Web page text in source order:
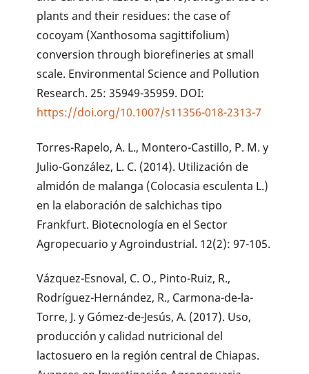
plants and their residues: the case of
cocoyam (Xanthosoma sagittifolium)
conversion through biorefineries at small
scale. Environmental Science and Pollution
Research. 25: 35949-35959. DOI:
https://doi.org/10.1007/s11356-018-2313-7
Torres-Rapelo, A. L., Montero-Castillo, P. M. y
Julio-González, L. C. (2014). Utilización de
almidón de malanga (Colocasia esculenta L.)
en la elaboración de salchichas tipo
Frankfurt. Biotecnología en el Sector
Agropecuario y Agroindustrial. 12(2): 97-105.
Vázquez-Esnoval, C. O., Pinto-Ruiz, R.,
Rodríguez-Hernández, R., Carmona-de-la-
Torre, J. y Gómez-de-Jesús, A. (2017). Uso,
producción y calidad nutricional del
lactosuero en la región central de Chiapas.